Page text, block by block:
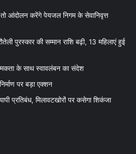
आंदोलन करेंगे पेयजल निगम के सेवानिवृत्त
पुरस्कार की सम्मान राशि बढ़ी, 13 महिलाएं हुई
के साथ स्वावलंबन का संदेश
पर बड़ा एक्शन
प्रतिबंध, मिलावटखोरों पर कसेगा शिकंजा